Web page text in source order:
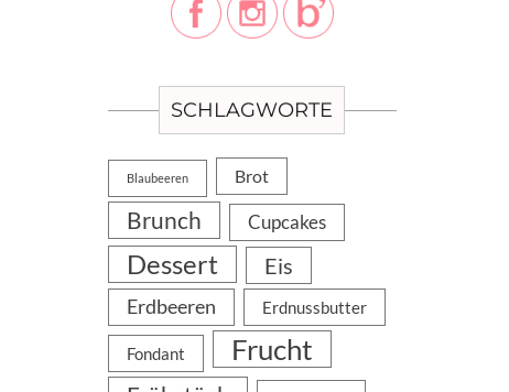
SCHLAGWORTE
Blaubeeren Brot
Brunch Cupcakes
Dessert Eis
Erdbeeren Erdnussbutter
Fondant Frucht